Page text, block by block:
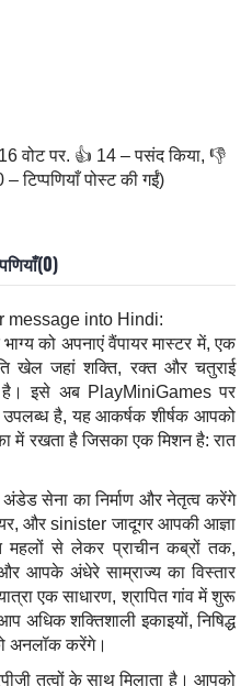
वोट पर. 👍 14 – पसंद किया, 👎
टिप्पणियाँ पोस्ट की गईं)
message into Hindi:
को अपनाएं वैंपायर मास्टर में, एक
खेल जहां शक्ति, रक्त और चतुराई
है। इसे अब PlayMiniGames पर
है, यह आकर्षक शीर्षक आपको
में रखता है जिसका एक मिशन है: रात
सेना का निर्माण और नेतृत्व करेंगे
और sinister जादूगर आपकी आज्ञा
महलों से लेकर प्राचीन कब्रों तक,
आपके अंधेरे साम्राज्य का विस्तार
एक साधारण, श्रापित गांव में शुरू
शक्तिशाली इकाइयों, निषिद्ध
अनलॉक करेंगे।
तत्वों के साथ मिलाता है। आपको